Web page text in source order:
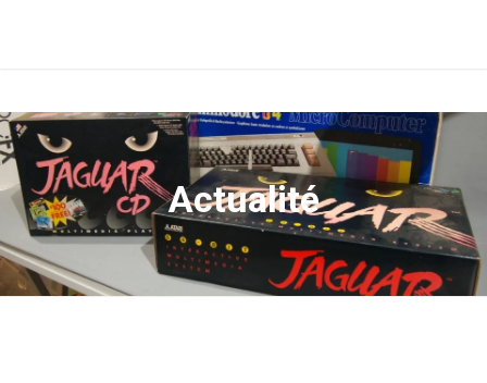
Actualité